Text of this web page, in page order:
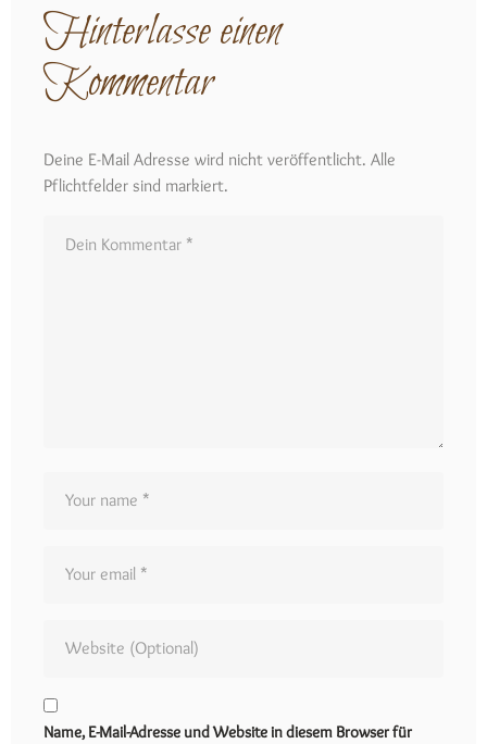
Hinterlasse einen
Kommentar
Deine E-Mail Adresse wird nicht veröffentlicht. Alle
Pflichtfelder sind markiert.
Name, E-Mail-Adresse und Website in diesem Browser für